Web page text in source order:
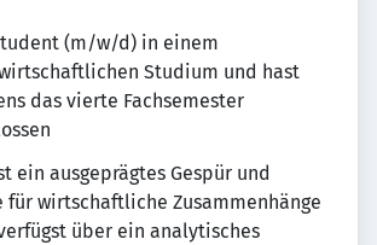
(m/w/d) in einem
Studium und hast
das vierte Fachsemester
ein ausgeprägtes Gespür und
für wirtschaftliche Zusammenhänge
über ein analytisches